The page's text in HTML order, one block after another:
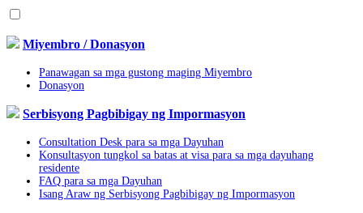
Miyembro / Donasyon
Panawagan sa mga gustong maging Miyembro
Donasyon
Serbisyong Pagbibigay ng Impormasyon
Consultation Desk para sa mga Dayuhan
Konsultasyon tungkol sa batas at visa para sa mga dayuhang
residente
FAQ para sa mga Dayuhan
Isang Araw ng Serbisyong Pagbibigay ng Impormasyon